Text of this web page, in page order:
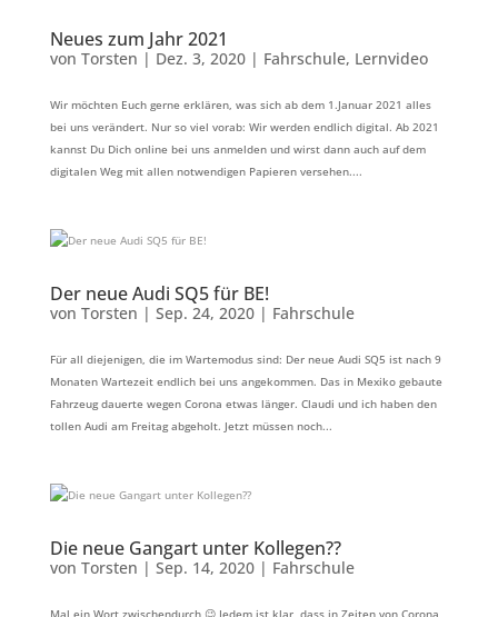
Neues zum Jahr 2021
von Torsten | Dez. 3, 2020| Fahrschule, Lernvideo
Wir möchten Euch gerne erklären, was sich ab dem 1.Januar 2021 alles
bei uns verändert. Nur so viel vorab: Wir werden endlich digital. Ab 2021
kannst Du Dich online bei uns anmelden und wirst dann auch auf dem
digitalen Weg mit allen notwendigen Papieren versehen....
Der neue Audi SQ5 für BE!
von Torsten | Sep. 24, 2020| Fahrschule
Für all diejenigen, die im Wartemodus sind: Der neue Audi SQ5 ist nach 9
Monaten Wartezeit endlich bei uns angekommen. Das in Mexiko gebaute
Fahrzeug dauerte wegen Corona etwas länger. Claudi und ich haben den
tollen Audi am Freitag abgeholt. Jetzt müssen noch...
Die neue Gangart unter Kollegen??
von Torsten | Sep. 14, 2020| Fahrschule